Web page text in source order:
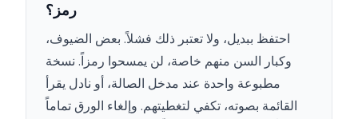
رمز؟
احتفظ ببديل، ولا تعتبر ذلك فشلاً. بعض الضيوف،
وكبار السن منهم خاصة، لن يمسحوا رمزاً. نسخة
مطبوعة واحدة عند مدخل الصالة، أو نادل يقرأ
القائمة بصوته، تكفي لتغطيتهم. وإلغاء الورق تماماً